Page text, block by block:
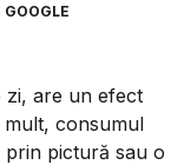
GOOGLE
zi, are un efect
mult, consumul
pictură sau o